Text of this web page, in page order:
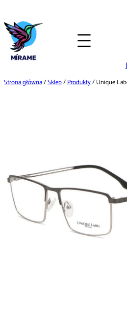
do
treści
Strona główna/Sklep/Produkty/ Unique